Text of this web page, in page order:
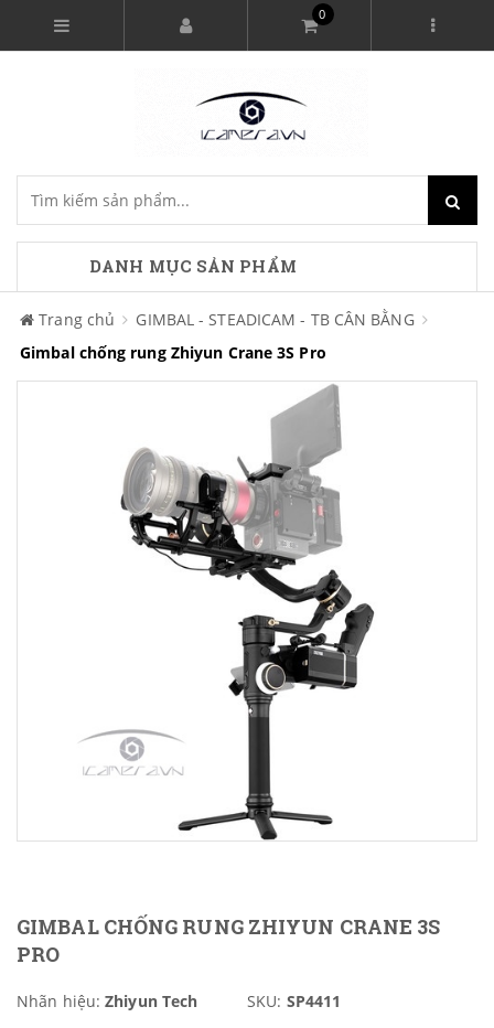
0
DANH MỤC SẢN PHẨM
Trang chủ
GIMBAL - STEADICAM - TB CÂN BẰNG
Gimbal chống rung Zhiyun Crane 3S Pro
GIMBAL CHỐNG RUNG ZHIYUN CRANE 3S
PRO
Nhãn hiệu: Zhiyun Tech SKU: SP4411